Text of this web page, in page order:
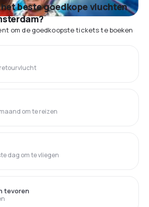
beste goedkope vluchten
om de goedkoopste tickets te boeken
om te reizen
dag om te vliegen
tevoren